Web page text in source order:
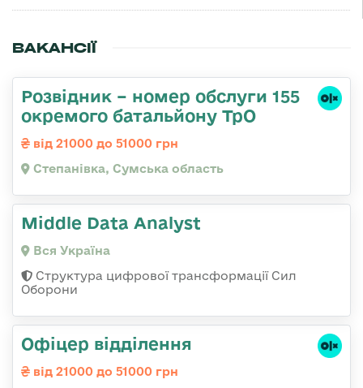
ВАКАНСІЇ
Розвідник – номер обслуги 155
окремого батальйону ТрО
від 21000 до 51000 грн
Степанівка, Сумська область
Middle Data Analyst
Вся Україна
Структура цифрової трансформації Сил
Оборони
Офіцер відділення
від 21000 до 51000 грн